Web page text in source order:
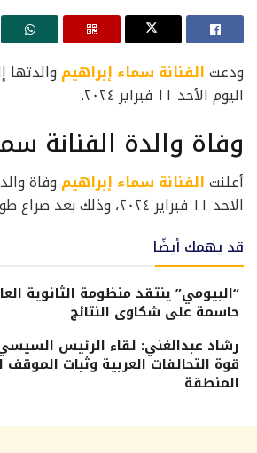
ودعتالفنانة سماء إبراهيموالدتها
اليوم الأحد ١١ فبراير ٢٠٢٤.
وفاة والدة الفنانة
أعلنتالفنانة سماء إبراهيموفاة
الاحد ١١ فبراير ٢٠٢٤، وذلك بعد صراع طويل مع المرض.
قد يهمك أيضًا
“البيومي” ينتقد منظومة الثانوية
حاسمة على شكاوى النتائج
رشاد عبدالغني: لقاء الرئيس
قوة التحالفات العربية وثبات الموقف
المنطقة